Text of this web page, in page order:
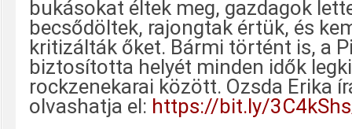
bukásokat éltek meg, gazdagok
becsődöltek, rajongtak értük, és
kritizálták őket. Bármi történt is, a
biztosította helyét minden idők
rockzenekarai között. Ozsda Erika
olvashatja el: https://bit.ly/